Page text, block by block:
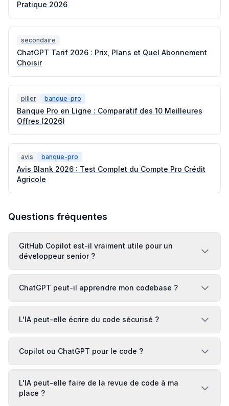
Pratique 2026
secondaire
ChatGPT Tarif 2026 : Prix, Plans et Quel Abonnement
Choisir
pilier banque-pro
Banque Pro en Ligne : Comparatif des 10 Meilleures
Offres (2026)
avis banque-pro
Avis Blank 2026 : Test Complet du Compte Pro Crédit
Agricole
Questions fréquentes
GitHub Copilot est-il vraiment utile pour un
développeur senior ?
ChatGPT peut-il apprendre mon codebase ?
L'IA peut-elle écrire du code sécurisé ?
Copilot ou ChatGPT pour le code ?
L'IA peut-elle faire de la revue de code à ma
place ?